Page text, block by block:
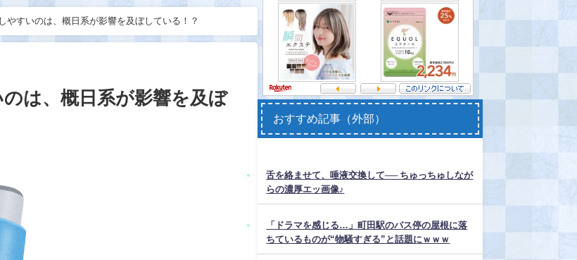
2021-08-28
やすいのは、概日系が影響を及ぼしている！？
のは、概日系が影響を及ぼ
おすすめ記事（外部）
舌を絡ませて、唾液交換して── ちゅっちゅしなが
らの濃厚エッ画像♪
「ドラマを感じる…」町田駅のバス停の屋根に落
ちているものが“物騒すぎる”と話題にｗｗｗ